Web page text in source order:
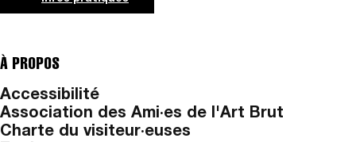
À PROPOS
Accessibilité
Association des Ami·es de l'Art Brut
Charte du visiteur·euses